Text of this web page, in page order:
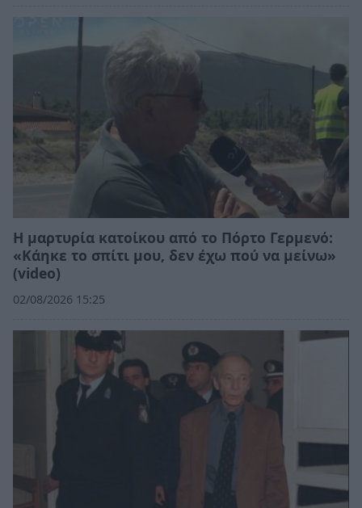
Η μαρτυρία κατοίκου από το Πόρτο Γερμενό:
«Κάηκε το σπίτι μου, δεν έχω πού να μείνω»
(video)
02/08/2026 15:25